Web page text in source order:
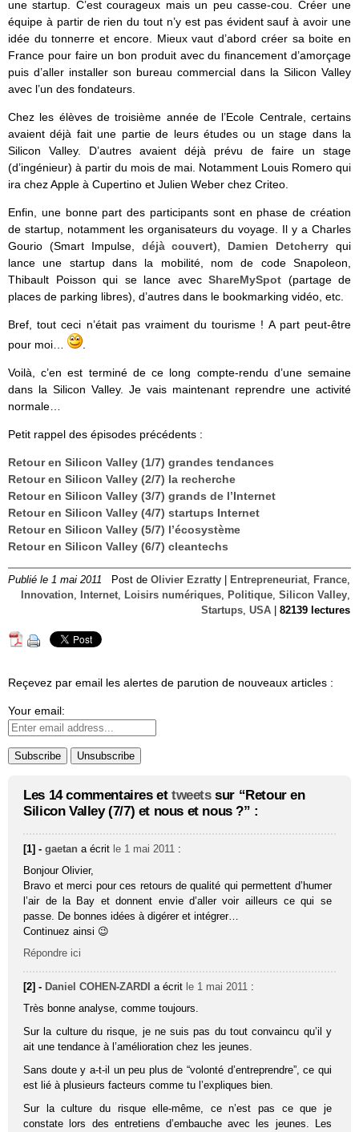
une startup. C’est courageux mais un peu casse-cou. Créer une
équipe à partir de rien du tout n’y est pas évident sauf à avoir une
idée du tonnerre et encore. Mieux vaut d’abord créer sa boite en
France pour faire un bon produit avec du financement d’amorçage
puis d’aller installer son bureau commercial dans la Silicon Valley
avec l’un des fondateurs.
Chez les élèves de troisième année de l’Ecole Centrale, certains
avaient déjà fait une partie de leurs études ou un stage dans la
Silicon Valley. D’autres avaient déjà prévu de faire un stage
(d’ingénieur) à partir du mois de mai. Notamment Louis Romero qui
ira chez Apple à Cupertino et Julien Weber chez Criteo.
Enfin, une bonne part des participants sont en phase de création
de startup, notamment les organisateurs du voyage. Il y a Charles
Gourio (Smart Impulse, déjà couvert), Damien Detcherry qui
lance une startup dans la mobilité, nom de code Snapoleon,
Thibault Poisson qui se lance avec ShareMySpot (partage de
places de parking libres), d’autres dans le bookmarking vidéo, etc.
Bref, tout ceci n’était pas vraiment du tourisme ! A part peut-être
pour moi…
Voilà, c’en est terminé de ce long compte-rendu d’une semaine
dans la Silicon Valley. Je vais maintenant reprendre une activité
normale…
Petit rappel des épisodes précédents :
Retour en Silicon Valley (1/7) grandes tendances
Retour en Silicon Valley (2/7) la recherche
Retour en Silicon Valley (3/7) grands de l’Internet
Retour en Silicon Valley (4/7) startups Internet
Retour en Silicon Valley (5/7) l’écosystème
Retour en Silicon Valley (6/7) cleantechs
Publié le 1 mai 2011 Post de Olivier Ezratty Entrepreneuriat, France,
Innovation, Internet, Loisirs numériques, Politique, Silicon Valley,
Startups, USA 82139 lectures
Reçevez par email les alertes de parution de nouveaux articles :
Your email:
Les 14 commentaires et tweetssur “Retour en
Silicon Valley (7/7) et nous et nous ?” :
[1] -gaetan a écrit le 1 mai 2011 :
Bonjour Olivier,
Bravo et merci pour ces retours de qualité qui permettent d’humer
l’air de la Bay et donnent envie d’aller voir ailleurs ce qui se
passe. De bonnes idées à digérer et intégrer…
Continuez ainsi 😉
Répondre ici
[2] - Daniel COHEN-ZARDI a écrit le 1 mai 2011 :
Très bonne analyse, comme toujours.
Sur la culture du risque, je ne suis pas du tout convaincu qu’il y
ait une tendance à l’amélioration chez les jeunes.
Sans doute y a-t-il un peu plus de “volonté d’entreprendre”, ce qui
est lié à plusieurs facteurs comme tu l’expliques bien.
Sur la culture du risque elle-même, ce n’est pas ce que je
constate lors des entretiens d’embauche avec les jeunes. Les